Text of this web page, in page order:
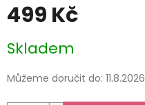
499 Kč
cena:
Skladem
Můžeme doručit do: 11.8.2026